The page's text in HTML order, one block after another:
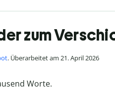
zum
. Überarbeitet am 21. April 2026
Worte.